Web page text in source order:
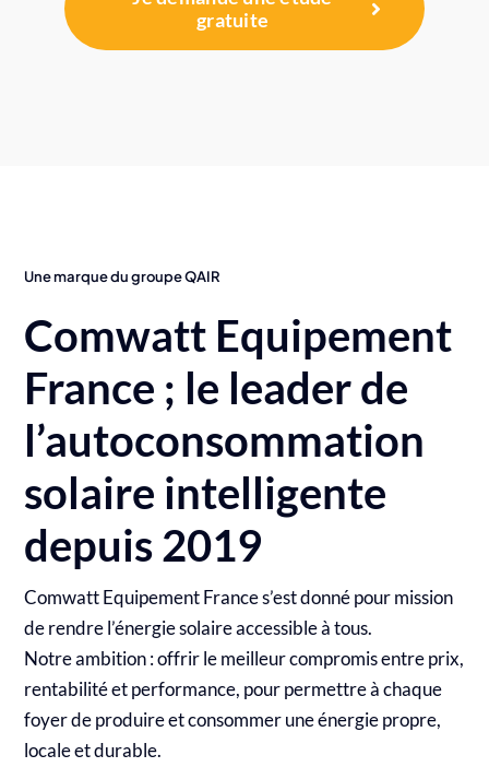
gratuite
Une marque du groupe QAIR
Comwatt Equipement
France ; le leader de
l’autoconsommation
solaire intelligente
depuis 2019
Comwatt Equipement France s’est donné pour mission
de rendre l’énergie solaire accessible à tous.
Notre ambition : offrir le meilleur compromis entre prix,
rentabilité et performance, pour permettre à chaque
foyer de produire et consommer une énergie propre,
locale et durable.